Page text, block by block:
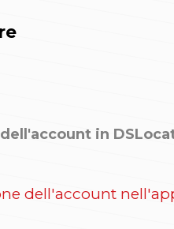
in
dell'account